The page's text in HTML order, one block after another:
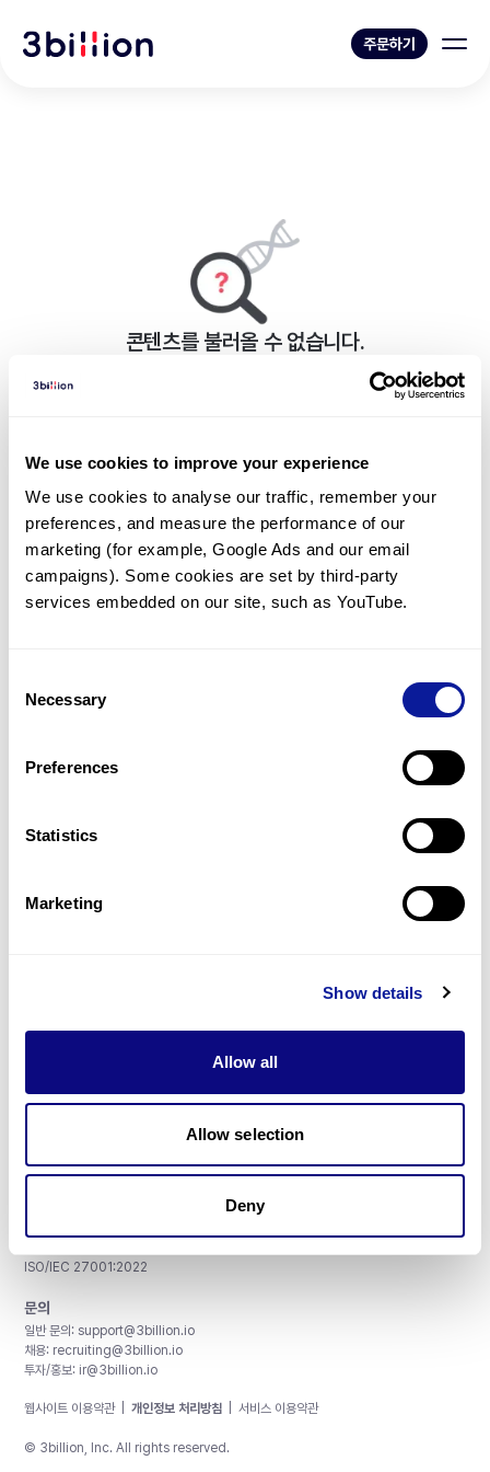
We use cookies to improve your experience
We use cookies to analyse our traffic, remember your
preferences, and measure the performance of our
marketing (for example, Google Ads and our email
campaigns). Some cookies are set by third-party
services embedded on our site, such as YouTube.
Selection
Necessary
Preferences
Statistics
Marketing
Show details
Allow all
Allow selection
Deny
주문하기
콘텐츠를 불러올 수 없습니다.
기술
Gene browser
매달 뉴스레터를 통해 최신 블로그 포스트와 소식을 받아보세요.
주식회사 쓰리빌리언
서울특별시 강남구 테헤란로 415, 8층
사업자등록번호: 290-81-00524
대표이사: 금창원
ISO/IEC 27001:2022
문의
일반 문의: support@3billion.io
채용: recruiting@3billion.io
투자/홍보: ir@3billion.io
웹사이트 이용약관 개인정보 처리방침 서비스 이용약관
© 3billion, Inc. All rights reserved.